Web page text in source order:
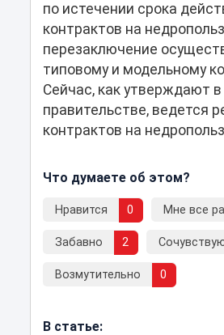
по истечении срока
контрактов на
перезаключение
типовому и модельному
Сейчас, как утверждают в
правительстве, ведется
контрактов на
Что думаете об этом?
Нравится 0 Мне все
Забавно 2
Возмутительно 0
В статье: